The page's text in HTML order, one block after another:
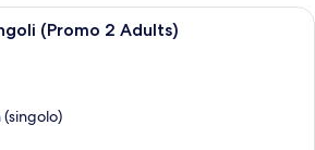
Un divano dai toni neutri con due
(Promo 2 Adults)
(singolo)